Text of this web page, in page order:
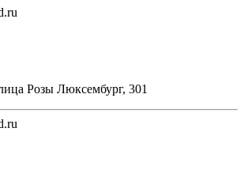
Розы Люксембург, 301